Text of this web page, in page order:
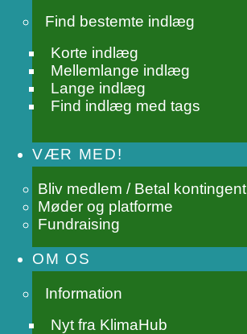
Find bestemte indlæg
Korte indlæg
Mellemlange indlæg
Lange indlæg
Find indlæg med tags
VÆR MED!
Bliv medlem / Betal kontingent
Møder og platforme
Fundraising
OM OS
Information
Nyt fra KlimaHub